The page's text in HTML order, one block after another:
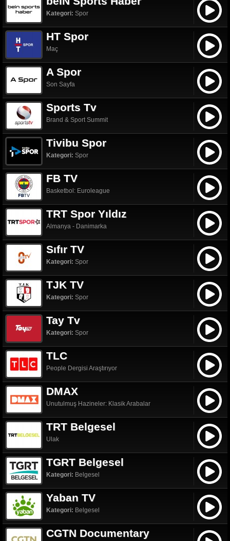
Kategori: Spor
HT Spor
Maç
A Spor
Son Sayfa
Sports Tv
Brand & Sport Summit
Tivibu Spor
Kategori: Spor
FB TV
Basketbol: Euroleague
TRT Spor Yıldız
Almanya - Danimarka
Sıfır TV
Kategori: Spor
TJK TV
Kategori: Spor
Tay Tv
Kategori: Spor
TLC
People Dergisi Araştırıyor
DMAX
Unutulmuş Hazineler: Klasik Arabalar
TRT Belgesel
Ulak
TGRT Belgesel
Kategori: Belgesel
Yaban TV
Kategori: Belgesel
CGTN Documentary